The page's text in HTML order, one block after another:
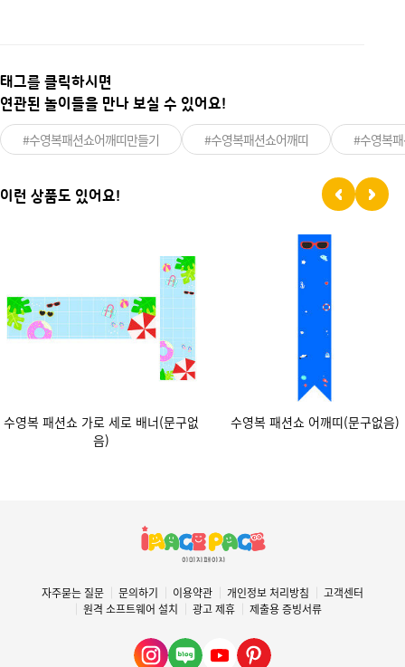
태그를 클릭하시면
연관된 놀이들을 만나 보실 수 있어요!
#수영복패션쇼어깨띠만들기 #수영복패션쇼어깨띠 #수영복
이런 상품도 있어요!
수영복 패션쇼 가로 세로 배너(문구없
음)
수영복 패션쇼 어깨띠(문구없음)
자주묻는 질문 문의하기 이용약관 개인정보 처리방침
고객센터
원격 소프트웨어 설치
광고 제휴 제출용 증빙서류